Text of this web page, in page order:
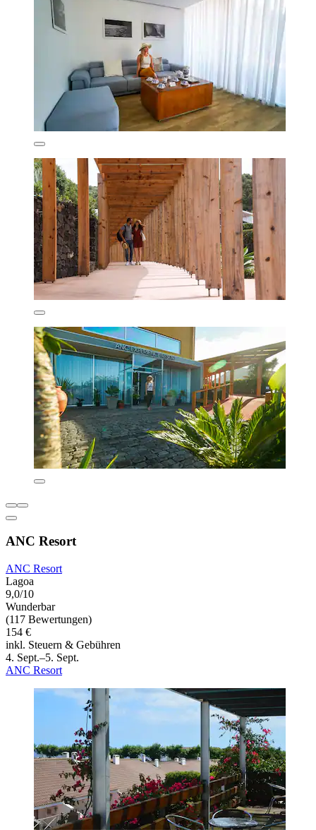
ANC Resort
ANC Resort
Lagoa
9,0/10
Wunderbar
(117 Bewertungen)
154 €
inkl. Steuern & Gebühren
4. Sept.–5. Sept.
ANC Resort